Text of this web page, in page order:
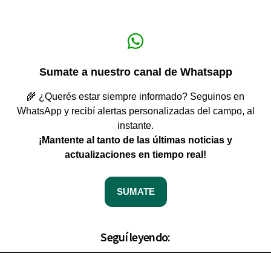
Sumate a nuestro canal de Whatsapp
🌾 ¿Querés estar siempre informado? Seguinos en
WhatsApp y recibí alertas personalizadas del campo, al
instante.
¡Mantente al tanto de las últimas noticias y
actualizaciones en tiempo real!
SUMATE
Seguí leyendo: